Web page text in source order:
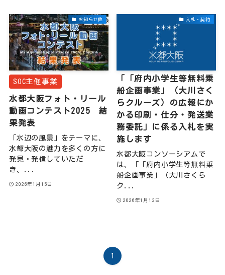
お知らせ他
SOC主催事業
水都大阪フォト・リール
動画コンテスト2025 結
果発表
「水辺の風景」をテーマに、
水都大阪の魅力を多くの方に
発見・発信していただ
き、...
2026年1月15日
入札・契約
「「府内小学生等無料乗
船企画事業」（大川さく
らクルーズ）の広報にか
かる印刷・仕分・発送業
務委託」に係る入札を実
施します
水都大阪コンソーシアムで
は、「「府内小学生等無料乗
船企画事業」（大川さくら
ク...
2026年1月13日
1